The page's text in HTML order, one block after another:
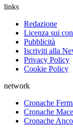
links
Redazione
Licenza sui
Pubblicità
Iscriviti alla
Privacy Policy
Cookie Policy
network
Cronache
Cronache
Cronache